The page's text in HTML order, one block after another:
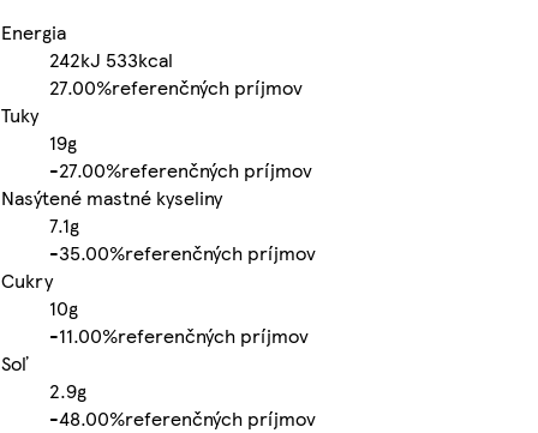
Energia
242kJ 533kcal
27.00%referenčných príjmov
Tuky
19g
-27.00%referenčných príjmov
Nasýtené mastné kyseliny
7.1g
-35.00%referenčných príjmov
Cukry
10g
-11.00%referenčných príjmov
Soľ
2.9g
-48.00%referenčných príjmov